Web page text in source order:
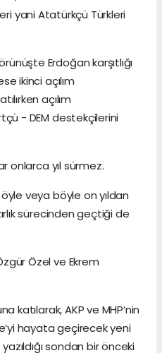
yani Atatürkçü Türkleri
Erdoğan karşıtlığı
ikinci açılım
açılım
- DEM destekçilerini
onlarca yıl sürmez.
öyle veya böyle on yıldan
sürecinden geçtiği de
Özel ve Ekrem
katılarak, AKP ve MHP’nin
hayata geçirecek yeni
sondan bir önceki